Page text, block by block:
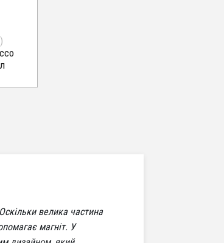
велика частина
магніт. У